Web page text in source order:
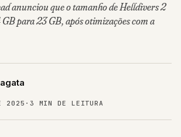
anunciou que o tamanho de Helldivers 2
para 23 GB, após otimizações com a
2025 · 3 MIN DE LEITURA